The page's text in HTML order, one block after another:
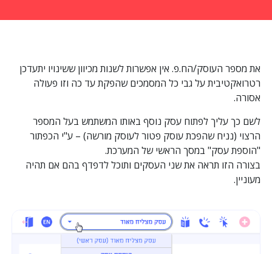
את מספר העוסק/הח.פ. אין אפשרות לשנות מכיוון ששינויו יתעדכן
רטרואקטיבית על גבי כל המסמכים שהפקת עד כה וזו פעולה
אסורה.
לשם כך עליך לפתוח עסק נוסף באותו המשתמש בעל המספר
הרצוי (נניח שהפכת עוסק פטור לעוסק מורשה) – ע"י הכפתור
"הוספת עסק" במסך הראשי של המערכת.
בצורה הזו תראה את שני העסקים ותוכל לדפדף בהם אם תהיה
מעוניין.